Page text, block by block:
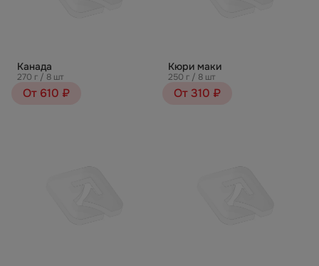
Канада
270 г / 8 шт
От 610 ₽
Кюри маки
250 г / 8 шт
От 310 ₽